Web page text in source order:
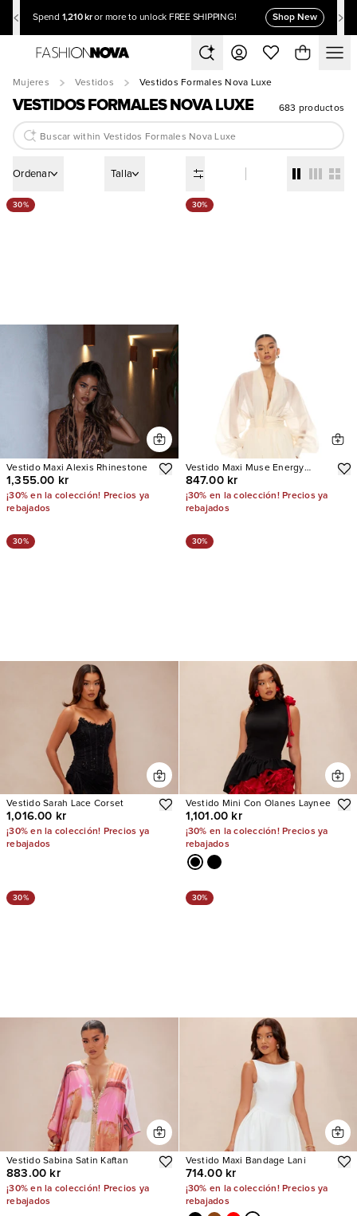
Spend 1,210 kr or more to unlock FREE SHIPPING! Shop New
Mujeres Vestidos Vestidos Formales Nova Luxe
VESTIDOS FORMALES NOVA LUXE 683 productos
Ordenar Talla
30%
Vestido Maxi Alexis Rhinestone
1,355.00 kr
¡30% en la colección! Precios ya
rebajados
30%
Vestido Maxi Muse Energy
Taffeta
847.00 kr
¡30% en la colección! Precios ya
rebajados
30%
Vestido Sarah Lace Corset
1,016.00 kr
¡30% en la colección! Precios ya
rebajados
30%
Vestido Mini Con Olanes Laynee
1,101.00 kr
¡30% en la colección! Precios ya
rebajados
30%
Vestido Sabina Satin Kaftan
883.00 kr
¡30% en la colección! Precios ya
rebajados
30%
Vestido Maxi Bandage Lani
714.00 kr
¡30% en la colección! Precios ya
rebajados